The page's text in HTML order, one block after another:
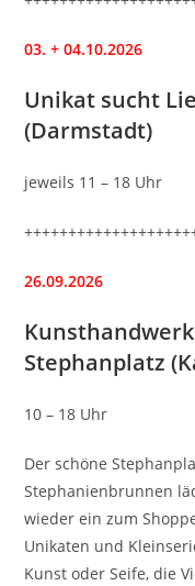
03. + 04.10.2026
Unikat sucht
(Darmstadt)
jeweils 11 – 18 Uhr
26.09.2026
Stephanplatz
10 – 18 Uhr
Der schöne
Stephanienbrunnen
wieder ein zum
Unikaten und
Kunst oder Seife, die